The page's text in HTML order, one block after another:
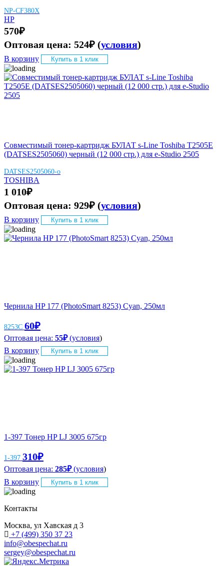
NP-CF380X
HP
570₽
Оптовая цена: 524₽ (условия)
В корзину Купить в 1 клик
Совместимый тонер-картридж БУЛАТ s-Line Toshiba T2505E
(DATSES2505060) черный (12 000 стр.) для e-Studio 2505
DATSES2505060-o
TOSHIBA
1 010₽
Оптовая цена: 929₽ (условия)
В корзину Купить в 1 клик
Чернила HP 177 (PhotoSmart 8253) Cyan, 250мл
8253C 60₽
Оптовая цена: 55₽(условия)
В корзину
Купить в 1 клик
1-397 Тонер HP LJ 3005 675гр
1-397 310₽
Оптовая цена: 285₽(условия)
В корзину
Купить в 1 клик
Контакты
Москва, ул Хавская д 3
+7 (499) 350 37 23
info@obespechat.ru
sergey@obespechat.ru